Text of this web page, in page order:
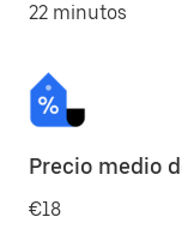
22 minutos
Precio medio
€18